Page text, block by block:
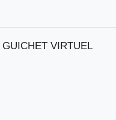
GUICHET VIRTUEL